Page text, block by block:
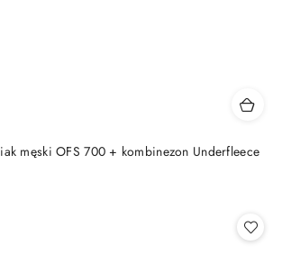
męski OFS 700 + kombinezon Underfleece